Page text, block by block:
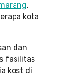
,
kota
dan
fasilitas
kost di